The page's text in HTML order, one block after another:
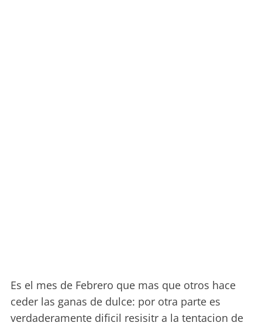
Es el mes de Febrero que mas que otros hace
ceder las ganas de dulce: por otra parte es
verdaderamente dificil resisitr a la tentacion de